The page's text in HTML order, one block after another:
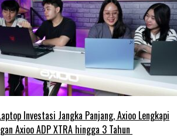
Investasi Jangka Panjang, Axioo Lengkapi
Axioo ADP XTRA hingga 3 Tahun